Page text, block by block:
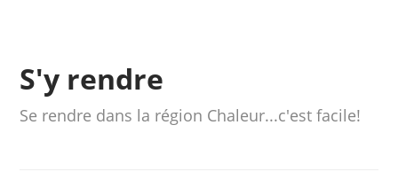
S'y rendre
Se rendre dans la région Chaleur...c'est facile!